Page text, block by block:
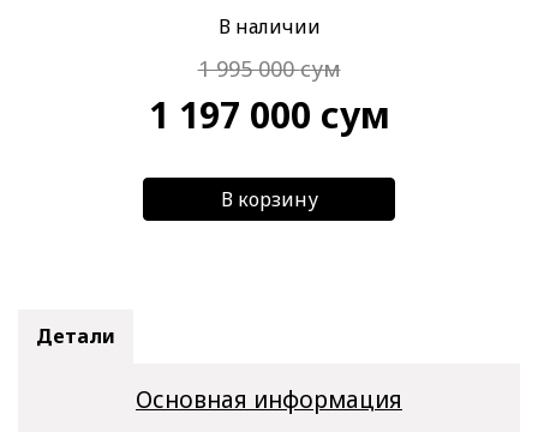
В наличии
1 995 000сум
1 197 000 сум
В корзину
Детали
Основная информация